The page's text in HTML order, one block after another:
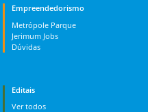
Empreendedorismo
Metrópole Parque
Jerimum Jobs
Dúvidas
Editais
Ver todos